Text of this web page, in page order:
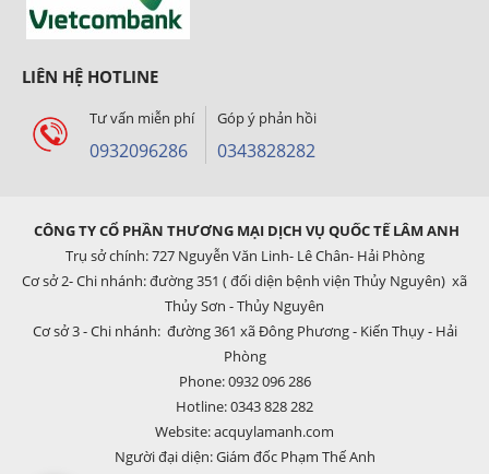
LIÊN HỆ HOTLINE
Tư vấn miễn phí
0932096286
Góp ý phản hồi
0343828282
CÔNG TY CỔ PHẦN THƯƠNG MẠI DỊCH VỤ QUỐC TẾ LÂM ANH
Trụ sở chính: 727 Nguyễn Văn Linh- Lê Chân- Hải Phòng
Cơ sở 2- Chi nhánh: đường 351 ( đối diện bệnh viện Thủy Nguyên) xã
Thủy Sơn - Thủy Nguyên
Cơ sở 3 - Chi nhánh: đường 361 xã Đông Phương - Kiến Thụy - Hải
Phòng
Phone: 0932 096 286
Hotline: 0343 828 282
Website: acquylamanh.com
Người đại diện: Giám đốc Phạm Thế Anh